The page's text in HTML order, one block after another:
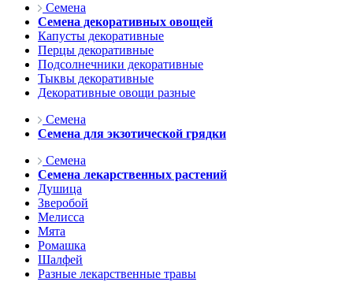
Семена
Семена декоративных овощей
Капусты декоративные
Перцы декоративные
Подсолнечники декоративные
Тыквы декоративные
Декоративные овощи разные
Семена
Семена для экзотической грядки
Семена
Семена лекарственных растений
Душица
Зверобой
Мелисса
Мята
Ромашка
Шалфей
Разные лекарственные травы